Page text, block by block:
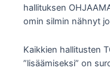
hallituksen
omin silmin nähnyt
Kaikkien hallitusten
”lisäämiseksi” on